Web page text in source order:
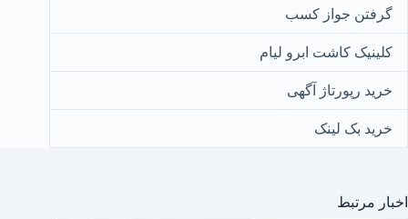
گرفتن جواز کسب
کلینیک کاشت ابرو لیام
خرید رپورتاژ آگهی
خرید بک لینک
اخبار مرتبط